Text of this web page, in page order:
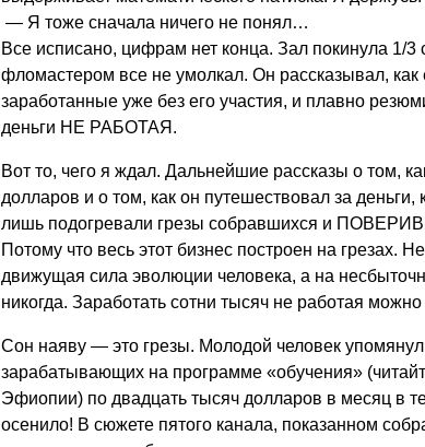
— Я тоже сначала ничего не понял…
Все исписано, цифрам нет конца. Зал покинула 1/
фломастером все не умолкал. Он рассказывал, как
заработанные уже без его участия, и плавно
деньги НЕ РАБОТАЯ.
Вот то, чего я ждал. Дальнейшие рассказы о том,
долларов и о том, как он путешествовал за
лишь подогревали грезы собравшихся и
Потому что весь этот бизнес построен на грезах.
движущая сила эволюции человека, а на
никогда. Заработать сотни тысяч не работая можно
Сон наяву — это грезы. Молодой человек
зарабатывающих на программе «обучения»
Эфиопии) по двадцать тысяч долларов в месяц в
осенило! В сюжете пятого канала, показанном